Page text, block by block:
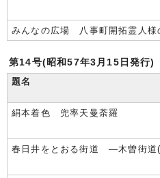
みんなの広場 八事町開拓霊人様
第14号(昭和57年3月15日発行)
題名
絹本着色 兜率天曼荼羅
春日井をとおる街道 ―木曽街道